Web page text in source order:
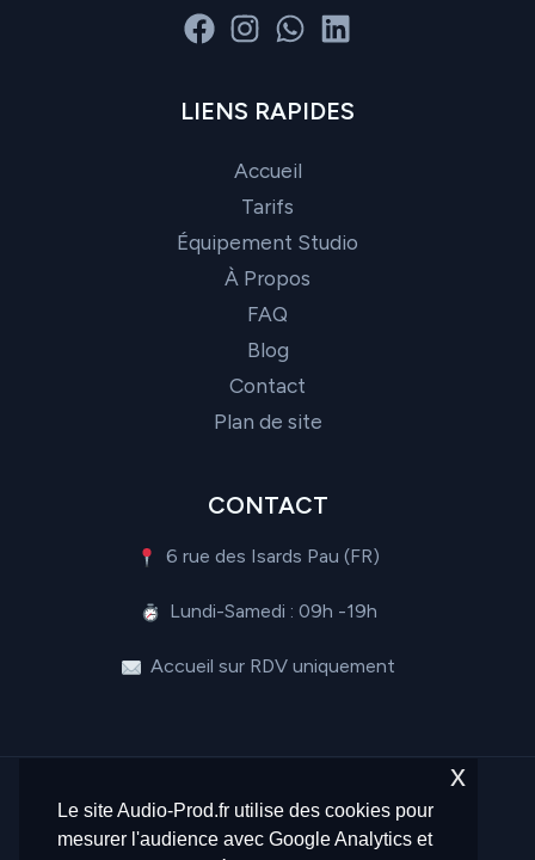
LIENS RAPIDES
Accueil
Tarifs
Équipement Studio
À Propos
FAQ
Blog
Contact
Plan de site
CONTACT
6 rue des Isards Pau (FR)
Lundi-Samedi : 09h -19h
Accueil sur RDV uniquement
Le site Audio-Prod.fr utilise des cookies pour
mesurer l'audience avec Google Analytics et
x